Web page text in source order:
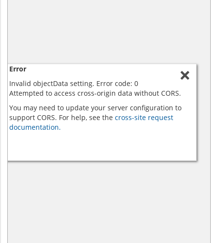
Error
Invalid objectData setting. Error code: 0
Attempted to access cross-origin data without CORS.
You may need to update your server configuration to
support CORS. For help, see the cross-site request
documentation.